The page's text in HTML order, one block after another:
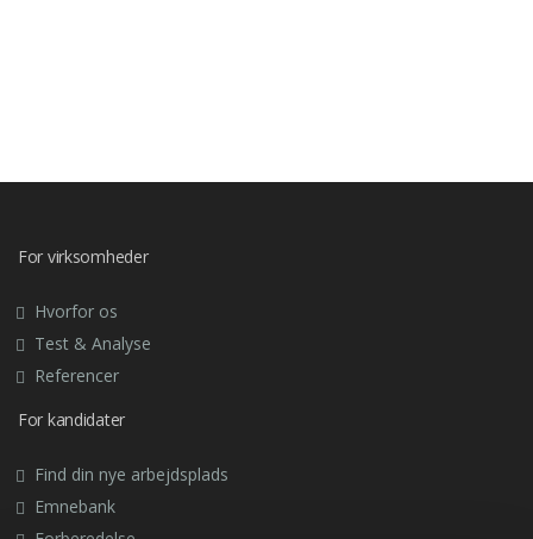
For virksomheder
Hvorfor os
Test & Analyse
Referencer
For kandidater
Find din nye arbejdsplads
Emnebank